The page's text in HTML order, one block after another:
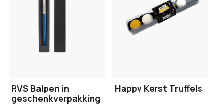
RVS Balpen in
geschenkverpakking
Happy Kerst Truffels